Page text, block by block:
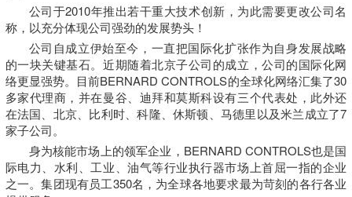
公司于2010年推出若干重大技术创新，为此需要更改公司名
称，以充分体现公司强劲的发展势头！
公司自成立伊始至今，一直把国际化扩张作为自身发展战略
的一块关键基石。近期随着北京子公司的成立，公司的国际化网
络更显强势。目前BERNARD CONTROLS的全球化网络汇集了30
多家代理商，并在曼谷、迪拜和莫斯科设有三个代表处，此外还
在法国、北京、比利时、科隆、休斯顿、马德里以及米兰成立了7
家子公司。
身为核能市场上的领军企业，BERNARD CONTROLS也是国
际电力、水利、工业、油气等行业执行器市场上首屈一指的企业
之一。集团现有员工350名，为全球各地要求最为苛刻的各行各业